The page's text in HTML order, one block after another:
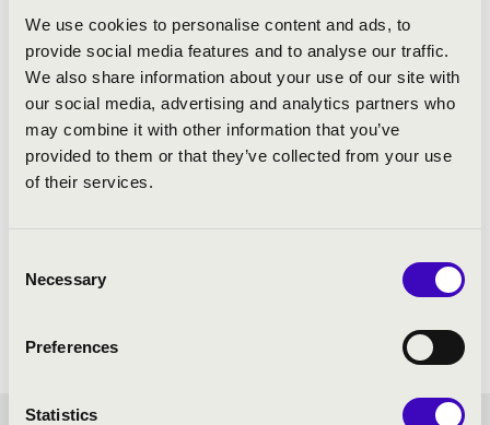
We use cookies to personalise content and ads, to
provide social media features and to analyse our traffic.
We also share information about your use of our site with
our social media, advertising and analytics partners who
may combine it with other information that you’ve
provided to them or that they’ve collected from your use
of their services.
Selection
Necessary
Preferences
Statistics